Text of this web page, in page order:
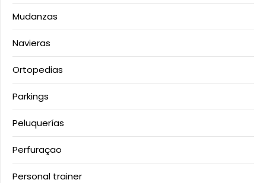
Mudanzas
Navieras
Ortopedias
Parkings
Peluquerías
Perfuraçao
Personal trainer